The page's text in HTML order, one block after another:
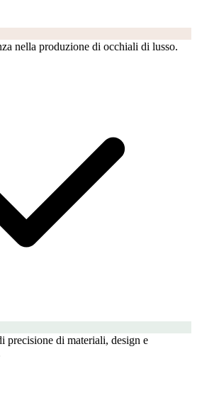
nella produzione di occhiali di lusso.
precisione di materiali, design e